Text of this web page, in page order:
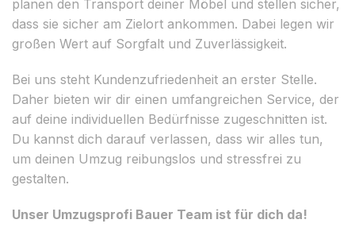
planen den Transport deiner Möbel und stellen sicher,
dass sie sicher am Zielort ankommen. Dabei legen wir
großen Wert auf Sorgfalt und Zuverlässigkeit.
Bei uns steht Kundenzufriedenheit an erster Stelle.
Daher bieten wir dir einen umfangreichen Service, der
auf deine individuellen Bedürfnisse zugeschnitten ist.
Du kannst dich darauf verlassen, dass wir alles tun,
um deinen Umzug reibungslos und stressfrei zu
gestalten.
Unser Umzugsprofi Bauer Team ist für dich da!